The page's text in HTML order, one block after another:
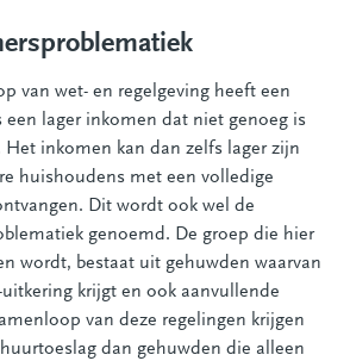
van wet- en regelgeving heeft een
lager inkomen dat niet genoeg is
inkomen kan dan zelfs lager zijn
huishoudens met een volledige
Dit wordt ook wel de
genoemd. De groep die hier
wordt, bestaat uit gehuwden waarvan
uitkering krijgt en ook aanvullende
van deze regelingen krijgen
dan gehuwden die alleen